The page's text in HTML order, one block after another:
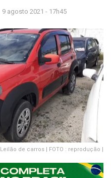
9 agosto 2021 - 17h45
Leilão de carros | FOTO : reprodução |